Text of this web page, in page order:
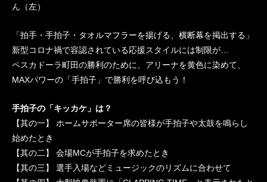
ん（左）
「拍手・手拍子・タオルマフラーを揚げる、横断幕を掲出する」
新型コロナ禍で容認されている応援スタイルには制限が…
ペスカドーラ町田の勝利のために、アリーナを黄色に染めて、
MAXパワーの「手拍子」で勝利を呼び込もう！
手拍子の「キッカケ」は？
【其の一】 ホームサポーター席の皆様が手拍子や太鼓を鳴らし
始めたとき
【其の二】 会場MCが手拍子を求めたとき
【其の三】 選手入場などミュージックのリズムに合わせて